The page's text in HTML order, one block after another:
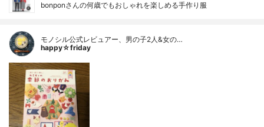
bonponさんの何歳でもおしゃれを楽しめる手作り服
モノシル公式レビュアー、男の子2人&女の…
happy☆friday